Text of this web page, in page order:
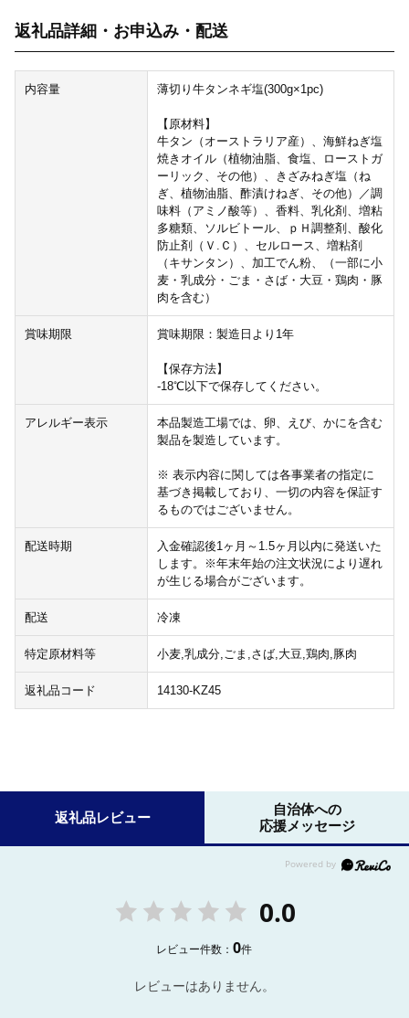
返礼品詳細・お申込み・配送
内容量 薄切り牛タンネギ塩(300g×1pc)
【原材料】
牛タン（オーストラリア産）、海鮮ねぎ塩
焼きオイル（植物油脂、食塩、ローストガ
ーリック、その他）、きざみねぎ塩（ね
ぎ、植物油脂、酢漬けねぎ、その他）／調
味料（アミノ酸等）、香料、乳化剤、増粘
多糖類、ソルビトール、ｐＨ調整剤、酸化
防止剤（Ｖ.Ｃ）、セルロース、増粘剤
（キサンタン）、加工でん粉、（一部に小
麦・乳成分・ごま・さば・大豆・鶏肉・豚
肉を含む）
賞味期限 賞味期限：製造日より1年
【保存方法】
-18℃以下で保存してください。
アレルギー表示
本品製造工場では、卵、えび、かにを含む
製品を製造しています。
※ 表示内容に関しては各事業者の指定に
基づき掲載しており、一切の内容を保証す
るものではございません。
配送時期
入金確認後1ヶ月～1.5ヶ月以内に発送いた
します。※年末年始の注文状況により遅れ
が生じる場合がございます。
配送 冷凍
特定原材料等 小麦,乳成分,ごま,さば,大豆,鶏肉,豚肉
返礼品コード 14130-KZ45
返礼品レビュー
自治体への
応援メッセージ
0.0
レビュー件数：0件
レビューはありません。